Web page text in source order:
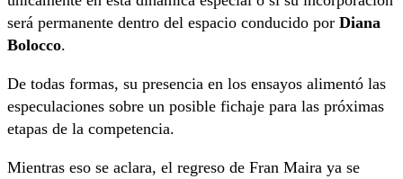
será permanente dentro del espacio conducido por Diana
Bolocco.
De todas formas, su presencia en los ensayos alimentó las
especulaciones sobre un posible fichaje para las próximas
etapas de la competencia.
Mientras eso se aclara, el regreso de Fran Maira ya se